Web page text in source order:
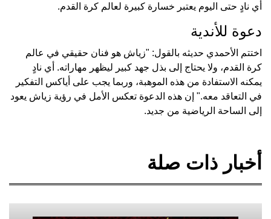
أي نادٍ حتى اليوم يعتبر خسارة كبيرة لعالم كرة القدم.
دعوة للأندية
اختتم الأحمدي حديثه بالقول: "زياش هو فنان حقيقي في عالم
كرة القدم، ولا يحتاج إلى بذل جهد كبير ليظهر مهاراته. أي نادٍ
يمكنه الاستفادة من هذه الموهبة، وربما يجب على أياكس التفكير
في التعاقد معه." إن هذه الدعوة تعكس الأمل في رؤية زياش يعود
إلى الساحة الرياضية من جديد.
أخبار ذات صلة